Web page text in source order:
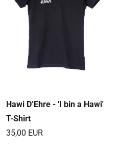
Hawi D’Ehre - 'I bin a Hawi'
T-Shirt
35,00 EUR